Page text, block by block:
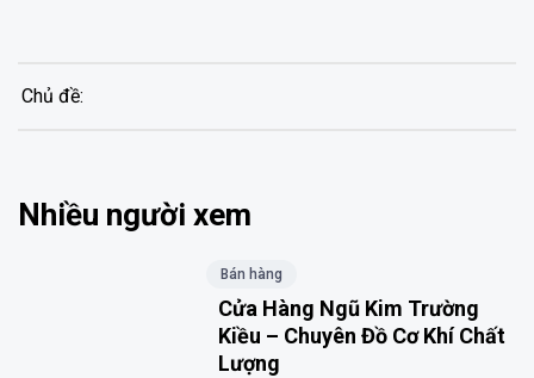
Chủ đề:
Nhiều người xem
Bán hàng
Cửa Hàng Ngũ Kim Trường
Kiều – Chuyên Đồ Cơ Khí Chất
Lượng